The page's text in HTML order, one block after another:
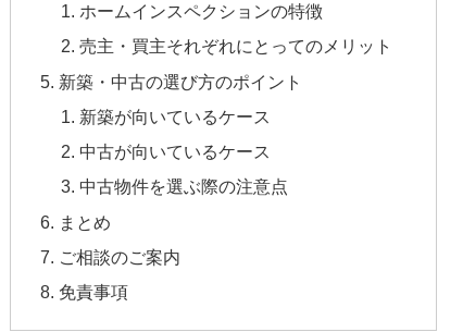
ホームインスペクションの特徴
売主・買主それぞれにとってのメリット
新築・中古の選び方のポイント
新築が向いているケース
中古が向いているケース
中古物件を選ぶ際の注意点
まとめ
ご相談のご案内
免責事項